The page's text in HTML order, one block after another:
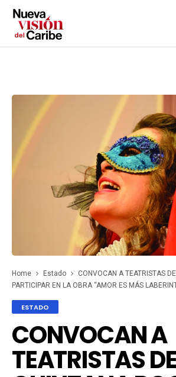
Home Estado
CONVOCAN A TEATRISTAS
PARTICIPAR EN LA OBRA “AMOR ES MÁS
ESTADO
CONVOCAN A
TEATRISTAS DE